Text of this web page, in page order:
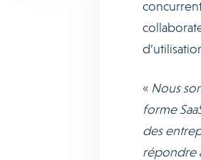
« Nous
forme
des
répondre